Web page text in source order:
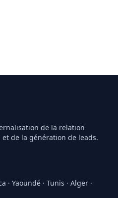
de la relation
de la génération de leads.
· Yaoundé · Tunis · Alger ·